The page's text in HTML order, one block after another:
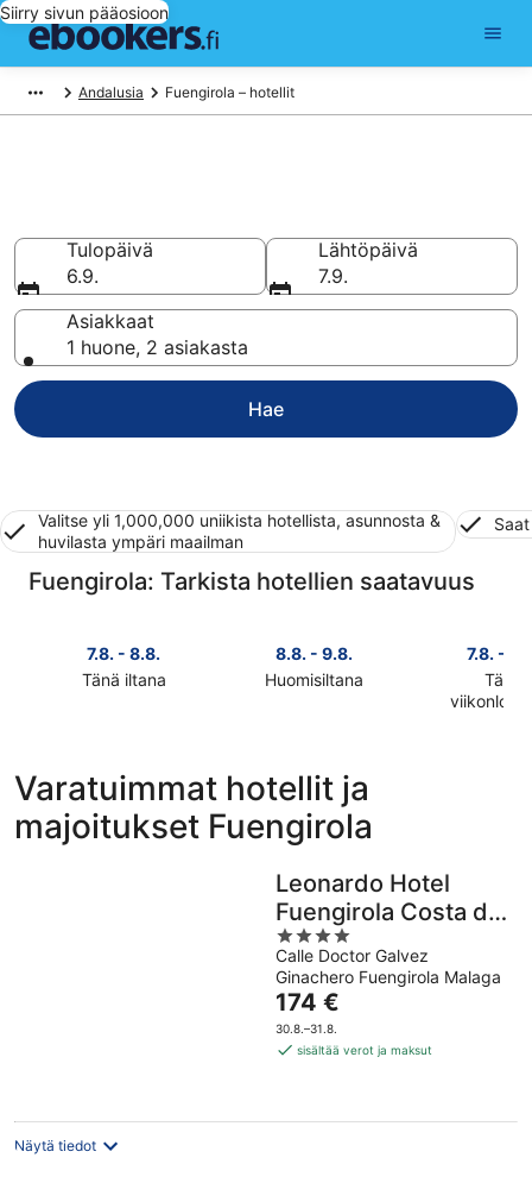
Siirry sivun pääosioon
Andalusia Fuengirola – hotellit
Tulopäivä
6.9.
Lähtöpäivä
7.9.
Asiakkaat
1 huone, 2 asiakasta
Hae
Valitse yli 1,000,000 uniikista hotellista, asunnosta &
huvilasta ympäri maailman
Fuengirola: Tarkista hotellien saatavuus
7.8. - 8.8.
Tänä iltana
hinnat
täksi
illaksi
eli
8.8. - 9.8.
Huomisiltana
hinnat
huomisillaksi
eli
8.8.
9.8.
7.8. -
Tänä
7.8.
-
Varatuimmat hotellit ja
majoitukset Fuengirola
Leonardo Hotel
Fuengirola Costa del
Sol
4
out
of
5
Calle Doctor Galvez
Ginachero Fuengirola Malaga
Hinta
on
174 €
174 €
30.8.–31.8.
sisältää verot ja maksut
Näytä tiedot